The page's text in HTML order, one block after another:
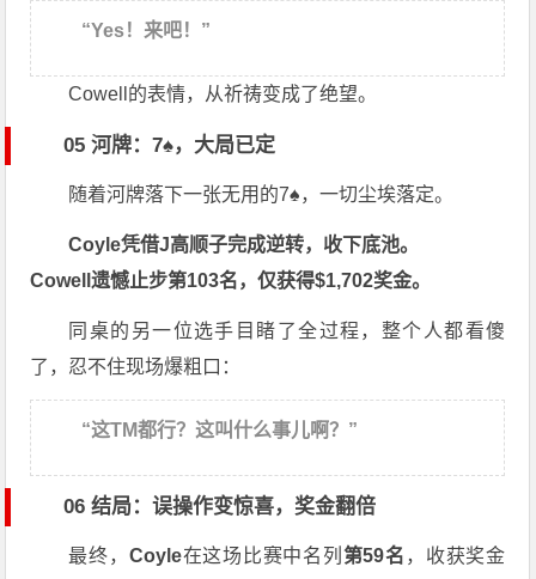
“Yes！来吧！”
Cowell的表情，从祈祷变成了绝望。
05 河牌：7♠，大局已定
随着河牌落下一张无用的7♠，一切尘埃落定。
Coyle凭借J高顺子完成逆转，收下底池。
Cowell遗憾止步第103名，仅获得$1,702奖金。
同桌的另一位选手目睹了全过程，整个人都看傻
了，忍不住现场爆粗口：
“这TM都行？这叫什么事儿啊？”
06 结局：误操作变惊喜，奖金翻倍
最终， Coyle在这场比赛中名列 第59名 ，收获奖金